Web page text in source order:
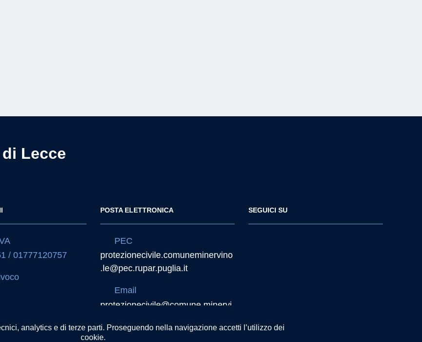
analytics e di terze parti. Proseguendo nella navigazione accetti l’utilizzo dei
cookie.
Lecce
/ 01777120757
POSTA ELETTRONICA
PEC
protezionecivile.comuneminervino
.le@pec.rupar.puglia.it
Email
protezionecivile@comune.minervi
SEGUICI SU